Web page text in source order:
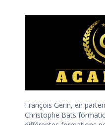
François Gerin, en
Christophe Bats